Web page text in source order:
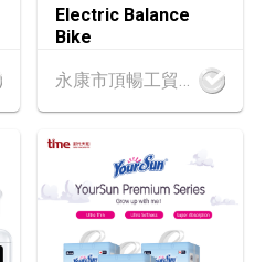
- 15.08.2026
國際茶展 2026 (香港會議展覽
- 17.08.2026
博覽 2026 (香港會議展覽中心)
- 27.08.2026
料及輔料（秋冬）博覽會 (202
)
Electric Balance
Bike
永康市頂暢工貿有限公司